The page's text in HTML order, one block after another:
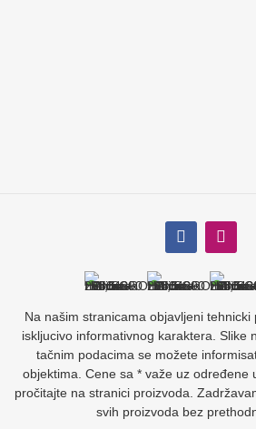
Na našim stranicama objavljeni tehnicki
iskljucivo informativnog karaktera. Slike
tačnim podacima se možete
objektima. Cene sa * važe uz određene
pročitajte na stranici proizvoda.
svih proizvoda bez